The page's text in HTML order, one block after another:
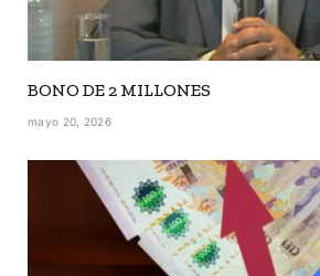
BONO DE 2 MILLONES
mayo 20, 2026